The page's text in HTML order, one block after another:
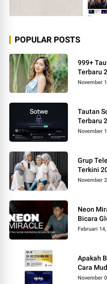
POPULAR POSTS
999+
Terbaru
November
Tautan
Terbaru
November
Grup
Terkini
November
Neon
Bicara
Februari
Apakah
Cara
November